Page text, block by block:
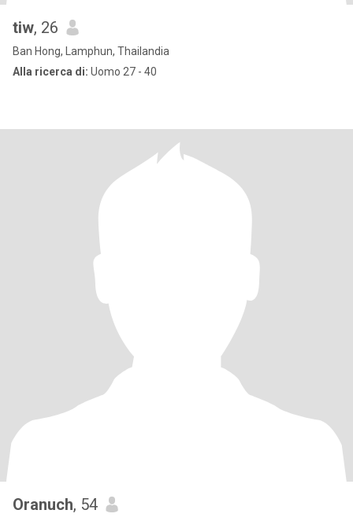
tiw, 26
Ban Hong, Lamphun, Thailandia
Alla ricerca di: Uomo 27 - 40
Oranuch, 54